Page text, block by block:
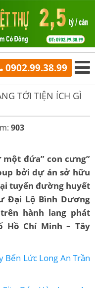
0902.99.38.99
TỚI TIỆN ÍCH GÌ
903
đứa” con cưng”
bởi dự án sở hữu
tuyến đường huyết
Đại Lộ Bình Dương
hành lang phát
Chí Minh – Tây
Bến Lức Long An Trần